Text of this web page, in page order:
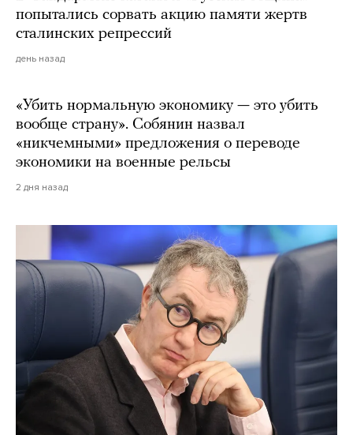
попытались сорвать акцию памяти жертв
сталинских репрессий
день назад
«Убить нормальную экономику — это убить
вообще страну». Собянин назвал
«никчемными» предложения о переводе
экономики на военные рельсы
2 дня назад